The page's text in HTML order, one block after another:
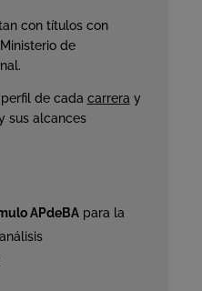
con títulos con
de
de cada carrera y
sus alcances
APdeBApara la